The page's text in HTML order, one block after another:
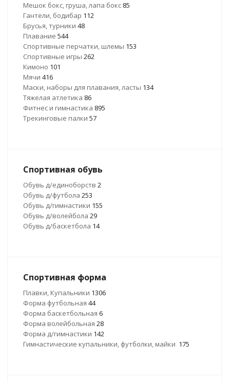
Мешок бокс, груша, лапа бокс 85
Гантели, бодибар 112
Брусья, турники 48
Плавание 544
Спортивные перчатки, шлемы 153
Спортивные игры 262
Кимоно 101
Мячи 416
Маски, наборы для плавания, ласты 134
Тяжелая атлетика 86
Фитнес и гимнастика 895
Трекинговые палки 57
Спортивная обувь
Обувь д/единоборств 2
Обувь д/футбола 253
Обувь д/гимнастики 155
Обувь д/волейбола 29
Обувь д/баскетбола 14
Спортивная форма
Плавки, Купальники 1306
Форма футбольная 44
Форма баскетбольная 6
Форма волейбольная 28
Форма д/гимнастики 142
Гимнастические купальники, футболки, майки 175